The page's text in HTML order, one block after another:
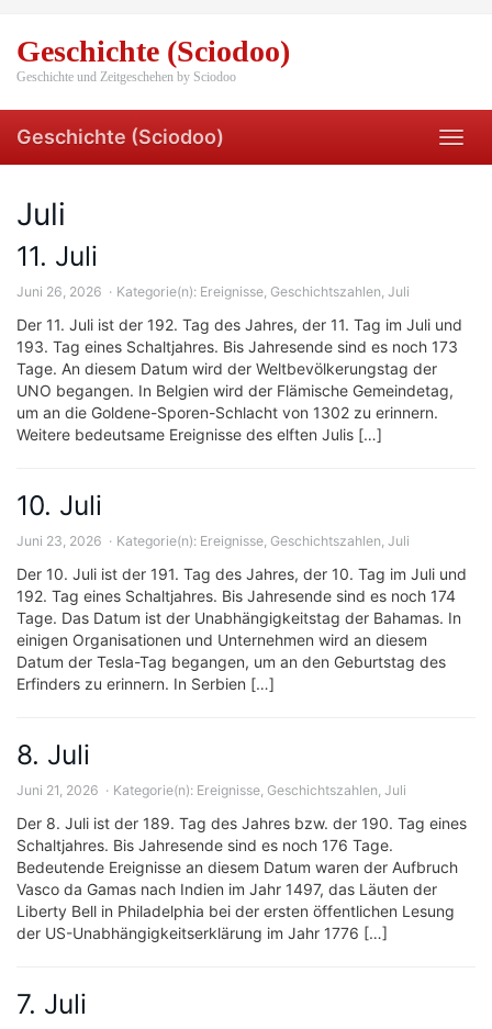
main
content
Geschichte (Sciodoo)
Geschichte und Zeitgeschehen by Sciodoo
Geschichte (Sciodoo)
Juli
11. Juli
Juni 26, 2026 Kategorie(n): Ereignisse, Geschichtszahlen, Juli
Der 11. Juli ist der 192. Tag des Jahres, der 11. Tag im Juli und
193. Tag eines Schaltjahres. Bis Jahresende sind es noch 173
Tage. An diesem Datum wird der Weltbevölkerungstag der
UNO begangen. In Belgien wird der Flämische Gemeindetag,
um an die Goldene-Sporen-Schlacht von 1302 zu erinnern.
Weitere bedeutsame Ereignisse des elften Julis […]
10. Juli
Juni 23, 2026 Kategorie(n): Ereignisse, Geschichtszahlen, Juli
Der 10. Juli ist der 191. Tag des Jahres, der 10. Tag im Juli und
192. Tag eines Schaltjahres. Bis Jahresende sind es noch 174
Tage. Das Datum ist der Unabhängigkeitstag der Bahamas. In
einigen Organisationen und Unternehmen wird an diesem
Datum der Tesla-Tag begangen, um an den Geburtstag des
Erfinders zu erinnern. In Serbien […]
8. Juli
Juni 21, 2026 Kategorie(n): Ereignisse, Geschichtszahlen, Juli
Der 8. Juli ist der 189. Tag des Jahres bzw. der 190. Tag eines
Schaltjahres. Bis Jahresende sind es noch 176 Tage.
Bedeutende Ereignisse an diesem Datum waren der Aufbruch
Vasco da Gamas nach Indien im Jahr 1497, das Läuten der
Liberty Bell in Philadelphia bei der ersten öffentlichen Lesung
der US-Unabhängigkeitserklärung im Jahr 1776 […]
7. Juli